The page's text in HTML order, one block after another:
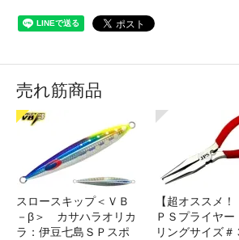
売れ筋商品
スロースキップ＜ＶＢ
－β＞ カサハラオリカ
ラ：伊豆七島ＳＰスポ
【超オススメ！
ＰＳプライヤー
リングサイズ＃